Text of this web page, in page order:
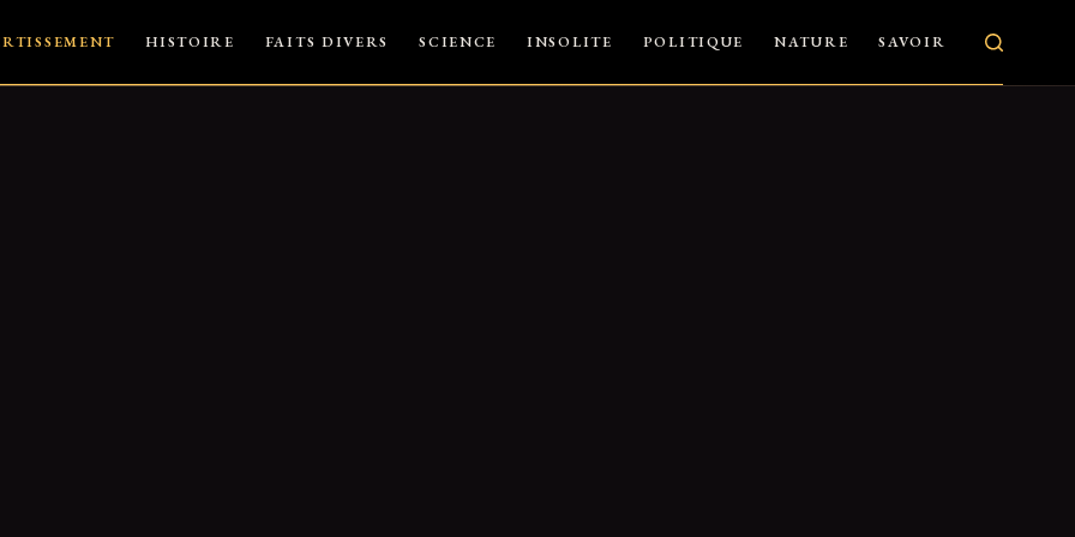
HISTOIRE FAITS DIVERS SCIENCE INSOLITE POLITIQUE NATURE SAVOIR